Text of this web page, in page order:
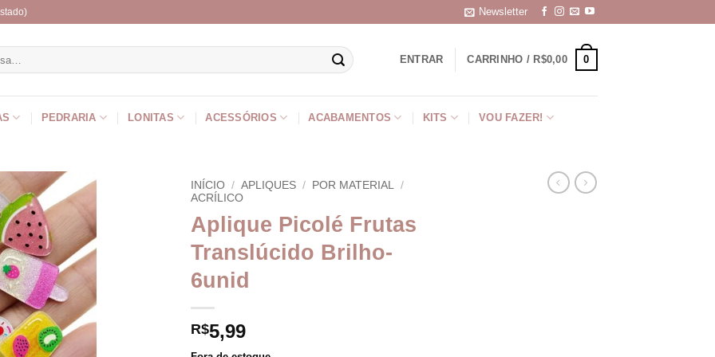
Newsletter
ENTRAR CARRINHO / R$0,00 0
PEDRARIA LONITAS ACESSÓRIOS ACABAMENTOS KITS VOU FAZER!
INÍCIO / APLIQUES / POR MATERIAL /
ACRÍLICO
Aplique Picolé Frutas
Translúcido Brilho-
6unid
R$5,99